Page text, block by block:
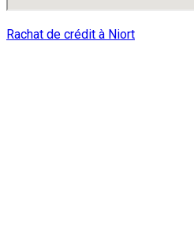
Rachat de crédit à Niort